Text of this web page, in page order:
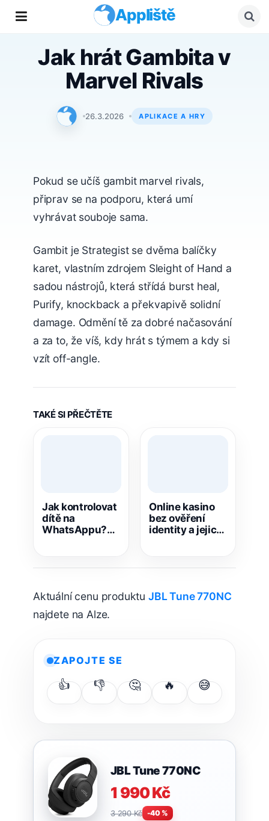
Appliště
Jak hrát Gambita v
Marvel Rivals
Redakce Appliště
26.3.2026 APLIKACE A HRY
Pokud se učíš gambit marvel rivals,
připrav se na podporu, která umí
vyhrávat souboje sama.
Gambit je Strategist se dvěma balíčky
karet, vlastním zdrojem Sleight of Hand a
sadou nástrojů, která střídá burst heal,
Purify, knockback a překvapivě solidní
damage. Odmění tě za dobré načasování
a za to, že víš, kdy hrát s týmem a kdy si
vzít off-angle.
TAKÉ SI PŘEČTĚTE
Jak kontrolovat
dítě na
WhatsAppu?
Online kasino
bez ověření
identity a jejich
Aktuální cenu produktu JBL Tune 770NC
najdete na Alze.
ZAPOJTE SE
👍 👎 🤔 🔥 😅
JBL Tune 770NC
1 990 Kč
3 290 Kč -40 %